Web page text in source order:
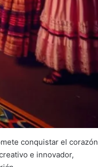
conquistar el corazón
e innovador,